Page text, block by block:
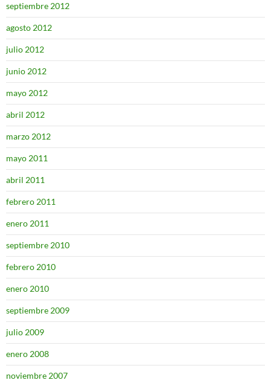
septiembre 2012
agosto 2012
julio 2012
junio 2012
mayo 2012
abril 2012
marzo 2012
mayo 2011
abril 2011
febrero 2011
enero 2011
septiembre 2010
febrero 2010
enero 2010
septiembre 2009
julio 2009
enero 2008
noviembre 2007